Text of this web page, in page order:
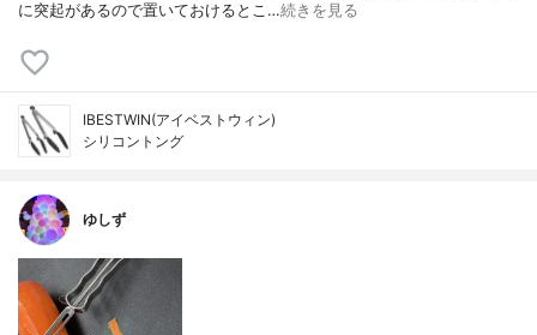
に突起があるので置いておけるとこ…続きを見る
IBESTWIN(アイベストウィン)
シリコントング
ゆしず